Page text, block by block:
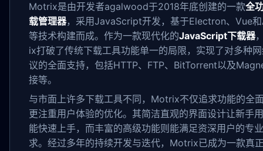
Motrix是由开发者agalwood于2018年底创建的一款全
载管理器，采用JavaScript开发，基于Electron、Vue
等技术构建而成。作为一款现代化的JavaScript下载器
ix打破了传统下载工具功能单一的局限，实现了对多种
议的全面支持，包括HTTP、FTP、BitTorrent以及
接等。
与市面上许多下载工具不同，Motrix不仅追求功能的全
更注重用户体验的优化。其简洁直观的界面设计让新手
能快速上手，而丰富的高级功能则能满足资深用户的专
求。经过多年的持续开发与迭代，Motrix已成为一款真